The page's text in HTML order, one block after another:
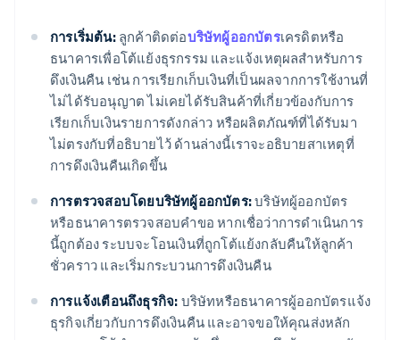
การเริ่มต้น:ลูกค้าติดต่อบริษัทผู้ออกบัตรเครดิตหรือ
ธนาคารเพื่อโต้แย้งธุรกรรม และแจ้งเหตุผลสำหรับการ
ดึงเงินคืน เช่น การเรียกเก็บเงินที่เป็นผลจากการใช้งานที่
ไม่ได้รับอนุญาต ไม่เคยได้รับสินค้าที่เกี่ยวข้องกับการ
เรียกเก็บเงินรายการดังกล่าว หรือผลิตภัณฑ์ที่ได้รับมา
ไม่ตรงกับที่อธิบายไว้ ด้านล่างนี้เราจะอธิบายสาเหตุที่
การดึงเงินคืนเกิดขึ้น
การตรวจสอบโดยบริษัทผู้ออกบัตร:บริษัทผู้ออกบัตร
หรือธนาคารตรวจสอบคําขอ หากเชื่อว่าการดําเนินการ
นี้ถูกต้อง ระบบจะโอนเงินที่ถูกโต้แย้งกลับคืนให้ลูกค้า
ชั่วคราว และเริ่มกระบวนการดึงเงินคืน
การแจ้งเตือนถึงธุรกิจ: บริษัทหรือธนาคารผู้ออกบัตรแจ้ง
ธุรกิจเกี่ยวกับการดึงเงินคืน และอาจขอให้คุณส่งหลัก